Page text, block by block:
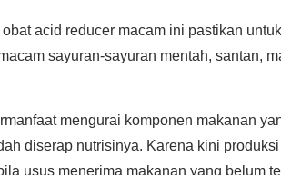
acid reducer macam ini pastikan
sayuran-sayuran mentah, santan,
mengurai komponen makanan
diserap nutrisinya. Karena kini
usus menerima makanan yang belum